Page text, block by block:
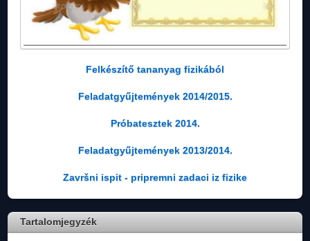
Felkészítő tananyag fizikából
Feladatgyűjtemények 2014/2015.
Próbatesztek 2014.
Feladatgyűjtemények 2013/2014.
Završni ispit - pripremni zadaci iz fizike
Tartalomjegyzék